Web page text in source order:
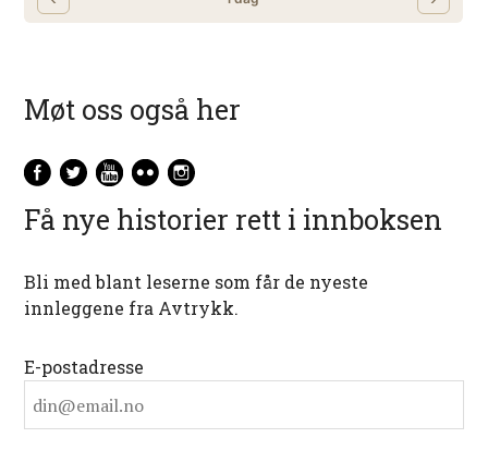
Møt oss også her
Få nye historier rett i innboksen
Bli med blant leserne som får de nyeste
innleggene fra Avtrykk.
E-postadresse